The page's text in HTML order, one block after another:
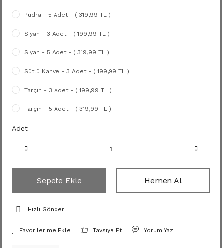
Pudra - 5 Adet - ( 319,99 TL )
Siyah - 3 Adet - ( 199,99 TL )
Siyah - 5 Adet - ( 319,99 TL )
Sütlü Kahve - 3 Adet - ( 199,99 TL )
Tarçın - 3 Adet - ( 199,99 TL )
Tarçın - 5 Adet - ( 319,99 TL )
Adet
Sepete Ekle Hemen Al
Hızlı Gönderi
Tavsiye Et Yorum Yaz